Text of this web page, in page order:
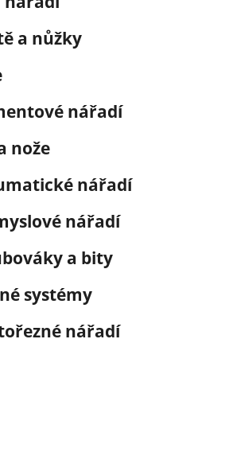
a nůžky
nářadí
nože
nářadí
nářadí
a bity
systémy
nářadí